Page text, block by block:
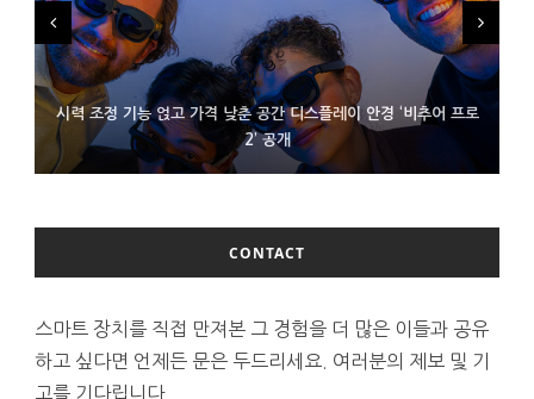
시력 조정 기능 얹고 가격 낮춘 공간 디스플레이 안경 ‘비추어 프로
2’ 공개
D램 부족에 10억달러어치 아이폰18 프로세서 패키징 대기 중
300~400달러 반지형 스피커 준비하는 오픈AI
CONTACT
스마트 장치를 직접 만져본 그 경험을 더 많은 이들과 공유
하고 싶다면 언제든 문은 두드리세요. 여러분의 제보 및 기
고를 기다립니다.